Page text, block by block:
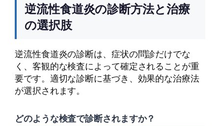
逆流性食道炎の診断方法と治療
の選択肢
逆流性食道炎の診断は、症状の問診だけでな
く、客観的な検査によって確定されることが重
要です。適切な診断に基づき、効果的な治療法
が選択されます。
どのような検査で診断されますか？